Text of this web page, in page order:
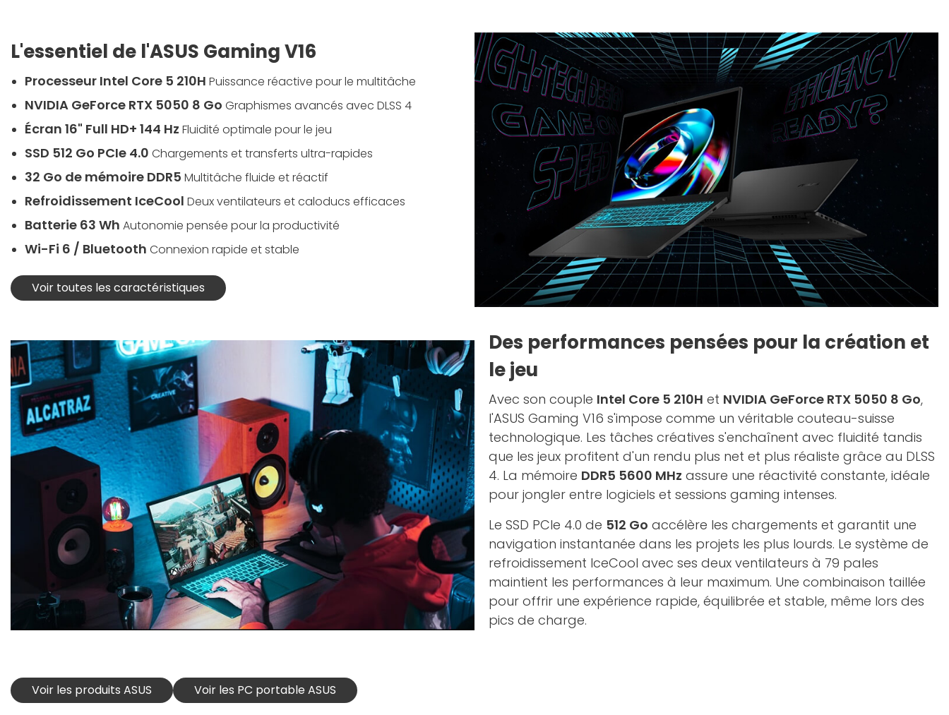
L'essentiel de l'ASUS Gaming V16
Processeur Intel Core 5 210H Puissance réactive pour le multitâche
NVIDIA GeForce RTX 5050 8 Go Graphismes avancés avec DLSS 4
Écran 16" Full HD+ 144 Hz Fluidité optimale pour le jeu
SSD 512 Go PCIe 4.0 Chargements et transferts ultra-rapides
32 Go de mémoire DDR5 Multitâche fluide et réactif
Refroidissement IceCool Deux ventilateurs et caloducs efficaces
Batterie 63 Wh Autonomie pensée pour la productivité
Wi-Fi 6 / Bluetooth Connexion rapide et stable
Voir toutes les caractéristiques
Des performances pensées pour la création et
le jeu
Avec son couple Intel Core 5 210H et NVIDIA GeForce RTX 5050 8 Go,
l'ASUS Gaming V16 s'impose comme un véritable couteau-suisse
technologique. Les tâches créatives s'enchaînent avec fluidité tandis
que les jeux profitent d'un rendu plus net et plus réaliste grâce au DLSS
4. La mémoire DDR5 5600 MHz assure une réactivité constante, idéale
pour jongler entre logiciels et sessions gaming intenses.
Le SSD PCIe 4.0 de 512 Go accélère les chargements et garantit une
navigation instantanée dans les projets les plus lourds. Le système de
refroidissement IceCool avec ses deux ventilateurs à 79 pales
maintient les performances à leur maximum. Une combinaison taillée
pour offrir une expérience rapide, équilibrée et stable, même lors des
pics de charge.
Voir les produits ASUS Voir les PC portable ASUS